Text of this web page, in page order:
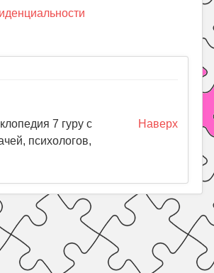
Наверх
7 гуру с
психологов,